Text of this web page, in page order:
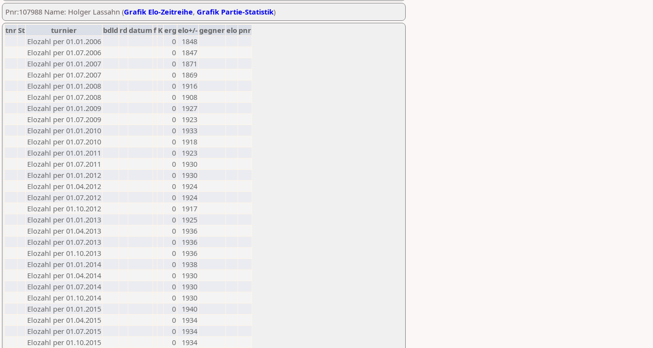
Pnr:107988 Name: Holger Lassahn (Grafik Elo-Zeitreihe, Grafik Partie-Statistik)
tnrSt turnier bdld rd datumf Kerg elo+/-gegnerelo pnr
Elozahl per 01.01.2006
0
1848
Elozahl per 01.07.2006
0
1847
Elozahl per 01.01.2007
0
1871
Elozahl per 01.07.2007
0
1869
Elozahl per 01.01.2008
0
1916
Elozahl per 01.07.2008
0
1908
Elozahl per 01.01.2009
0
1927
Elozahl per 01.07.2009
0
1923
Elozahl per 01.01.2010
0
1933
Elozahl per 01.07.2010
0
1918
Elozahl per 01.01.2011
0
1923
Elozahl per 01.07.2011
0
1930
Elozahl per 01.01.2012
0
1930
Elozahl per 01.04.2012
0
1924
Elozahl per 01.07.2012
0
1924
Elozahl per 01.10.2012
0
1917
Elozahl per 01.01.2013
0
1925
Elozahl per 01.04.2013
0
1936
Elozahl per 01.07.2013
0
1936
Elozahl per 01.10.2013
0
1936
Elozahl per 01.01.2014
0
1938
Elozahl per 01.04.2014
0
1930
Elozahl per 01.07.2014
0
1930
Elozahl per 01.10.2014
0
1930
Elozahl per 01.01.2015
0
1940
Elozahl per 01.04.2015
0
1934
Elozahl per 01.07.2015
0
1934
Elozahl per 01.10.2015
0
1934